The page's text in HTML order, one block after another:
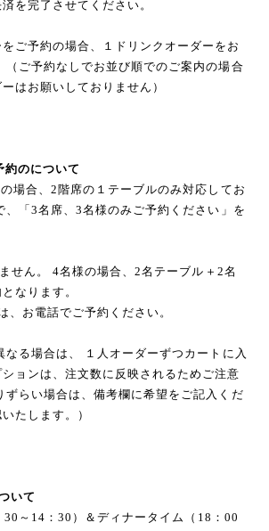
を完了させてください。
ご予約の場合、１ドリンクオーダーをお
（ご予約なしでお並び順でのご案内の場合
はお願いしておりません）
のについて
場合、2階席の１テーブルのみ対応してお
、「3名席、3名様のみご予約ください」を
せん。 4名様の場合、2名テーブル＋2名
なります。
、お電話でご予約ください。
る場合は、 １人オーダーずつカートに入
ョンは、注文数に反映されるためご注意
ずらい場合は、備考欄に希望をご記入くだ
たします。）
いて
～14：30）＆ディナータイム（18：00